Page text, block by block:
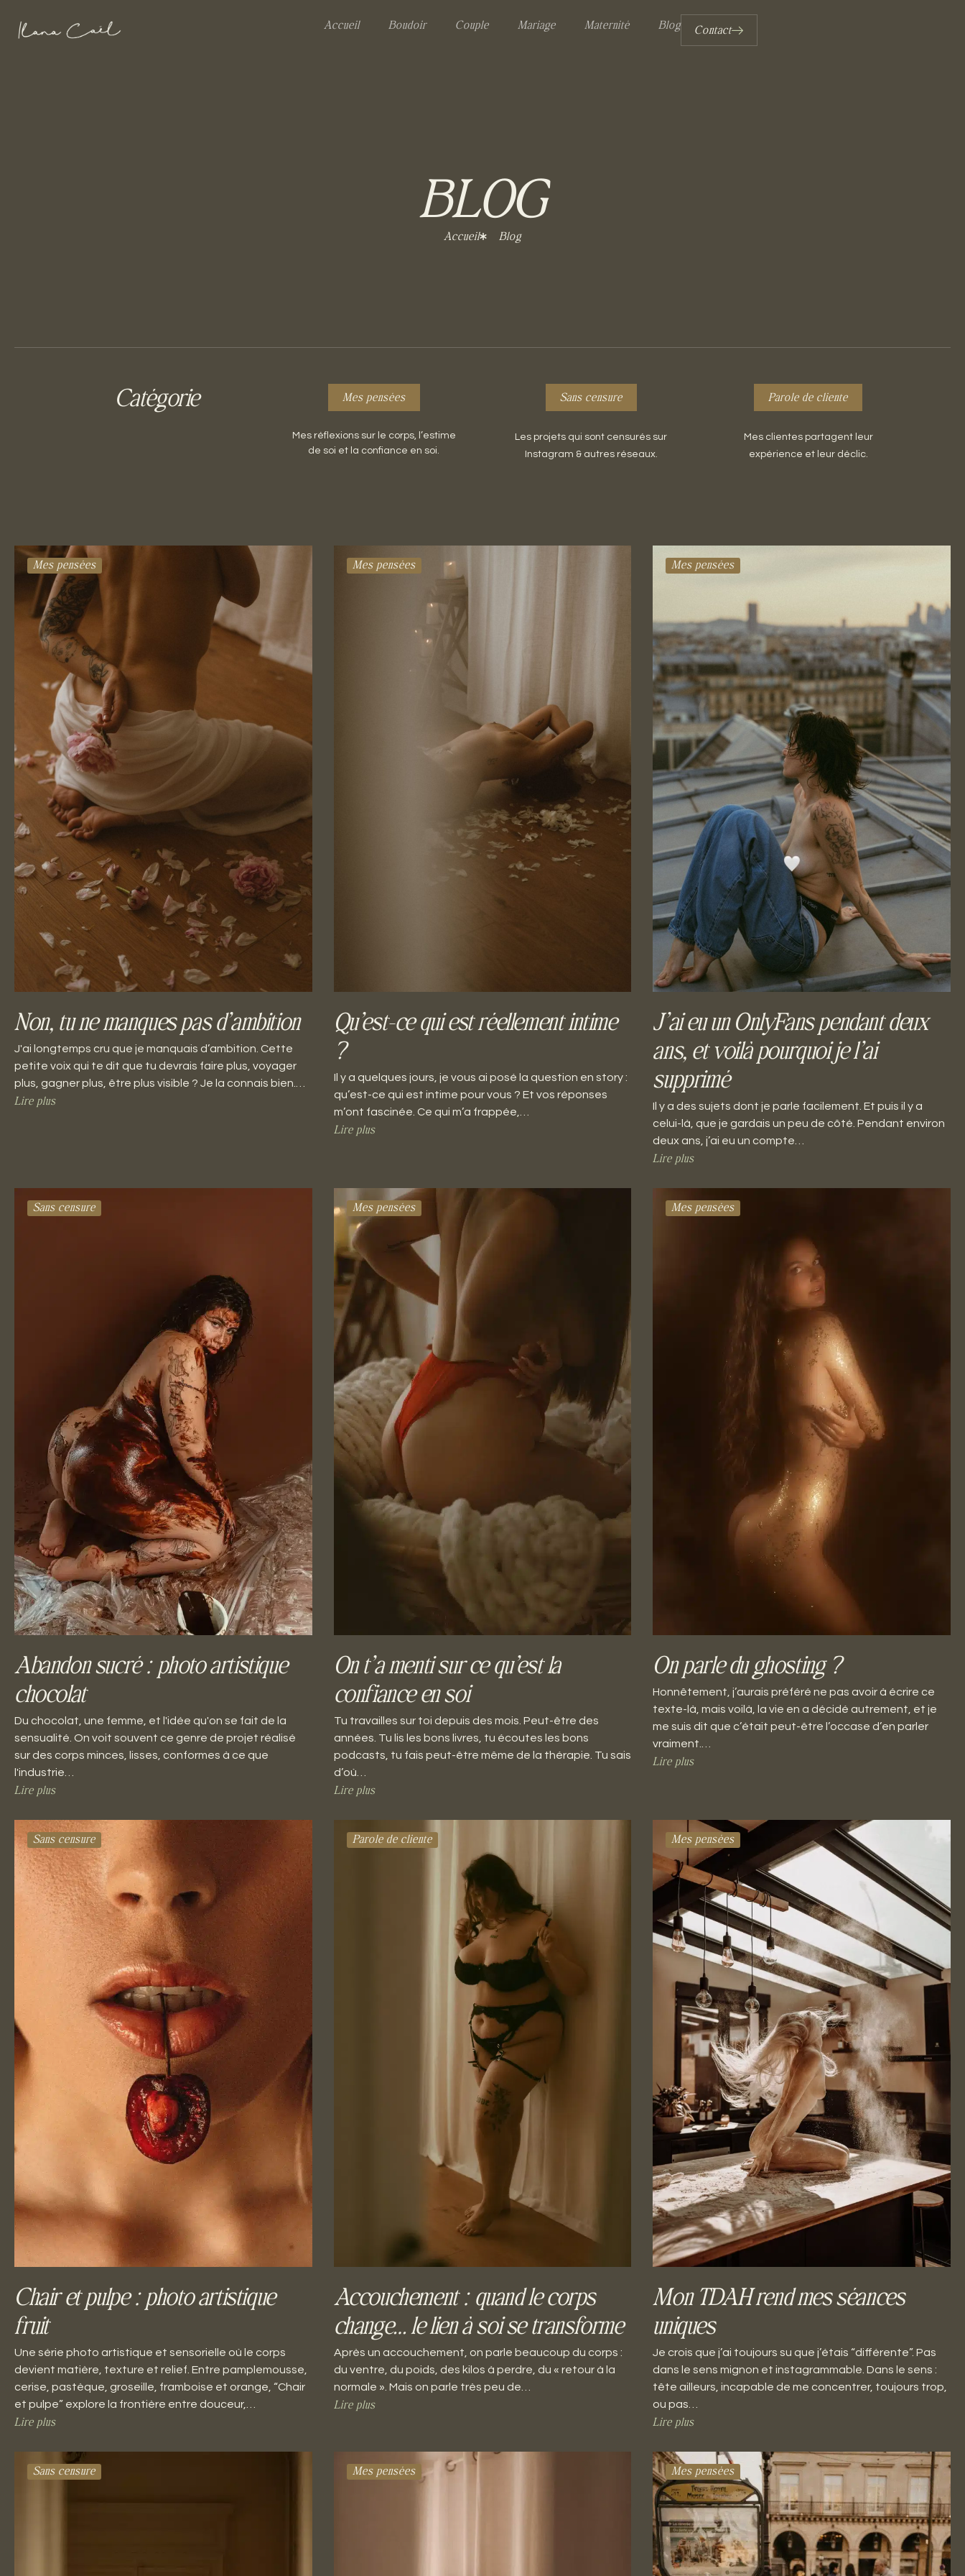
Accueil Boudoir Couple Mariage Maternité Blog Contact
BLOG
Accueil Blog
Catégorie Mes pensées Sans censure Parole de cliente
Mes réflexions sur le corps, l’estime
de soi et la confiance en soi.
Les projets qui sont censurés sur
Instagram & autres réseaux.
Mes clientes partagent leur
expérience et leur déclic.
Mes pensées
Non, tu ne manques pas d’ambition
J'ai longtemps cru que je manquais d’ambition. Cette
petite voix qui te dit que tu devrais faire plus, voyager
plus, gagner plus, être plus visible ? Je la connais bien.…
Lire plus
Mes pensées
Qu’est-ce qui est réellement intime
?
Il y a quelques jours, je vous ai posé la question en story :
qu’est-ce qui est intime pour vous ? Et vos réponses
m’ont fascinée. Ce qui m’a frappée,…
Lire plus
Mes pensées
J’ai eu un OnlyFans pendant deux
ans, et voilà pourquoi je l’ai
supprimé
Il y a des sujets dont je parle facilement. Et puis il y a
celui-là, que je gardais un peu de côté. Pendant environ
deux ans, j’ai eu un compte…
Lire plus
Sans censure
Abandon sucré : photo artistique
chocolat
Du chocolat, une femme, et l'idée qu'on se fait de la
sensualité. On voit souvent ce genre de projet réalisé
sur des corps minces, lisses, conformes à ce que
l'industrie…
Lire plus
Mes pensées
On t’a menti sur ce qu’est la
confiance en soi
Tu travailles sur toi depuis des mois. Peut-être des
années. Tu lis les bons livres, tu écoutes les bons
podcasts, tu fais peut-être même de la thérapie. Tu sais
d’où…
Lire plus
Mes pensées
On parle du ghosting ?
Honnêtement, j’aurais préféré ne pas avoir à écrire ce
texte-là, mais voilà, la vie en a décidé autrement, et je
me suis dit que c’était peut-être l’occase d’en parler
vraiment.…
Lire plus
Sans censure
Chair et pulpe : photo artistique
fruit
Une série photo artistique et sensorielle où le corps
devient matière, texture et relief. Entre pamplemousse,
cerise, pastèque, groseille, framboise et orange, “Chair
et pulpe” explore la frontière entre douceur,…
Lire plus
Parole de cliente
Accouchement : quand le corps
change… le lien à soi se transforme
Après un accouchement, on parle beaucoup du corps :
du ventre, du poids, des kilos à perdre, du « retour à la
normale ». Mais on parle très peu de…
Lire plus
Mes pensées
Mon TDAH rend mes séances
uniques
Je crois que j’ai toujours su que j’étais “différente”. Pas
dans le sens mignon et instagrammable. Dans le sens :
tête ailleurs, incapable de me concentrer, toujours trop,
ou pas…
Lire plus
Sans censure Mes pensées Mes pensées